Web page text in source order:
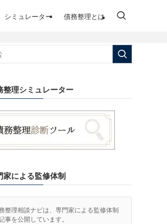
シミュレーター 債務整理とは
整理シミュレーター
家による監修体制
整理相談ナビは、専門家による監修体制
事を公開しています。